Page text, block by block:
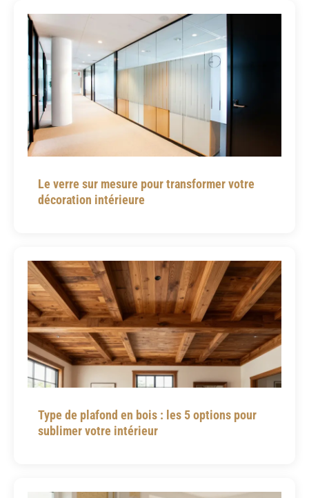
Le verre sur mesure pour transformer votre
décoration intérieure
Type de plafond en bois : les 5 options pour
sublimer votre intérieur